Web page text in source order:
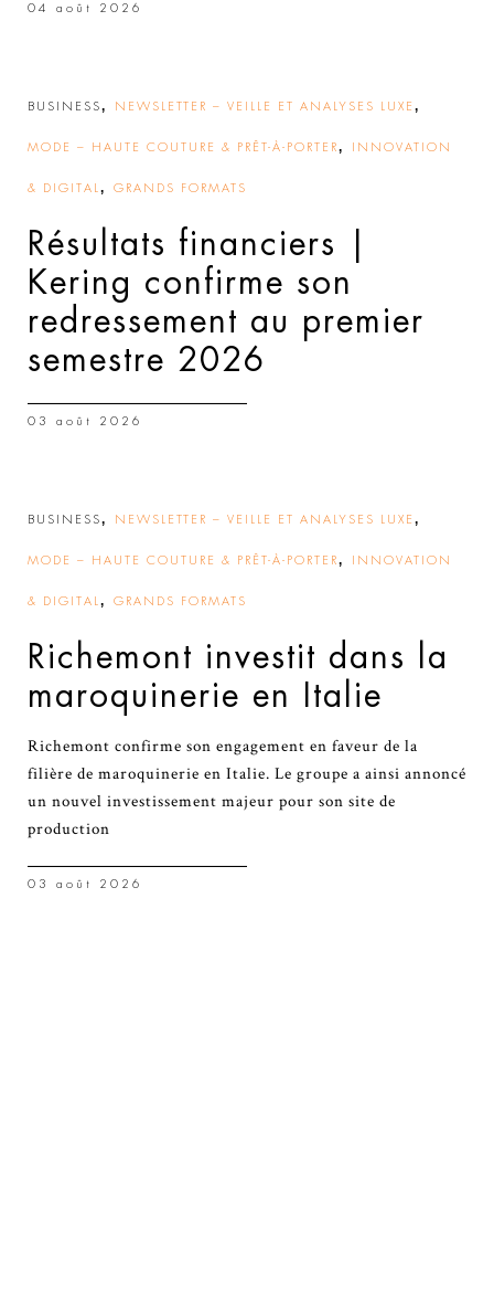
04 août 2026
BUSINESS, NEWSLETTER – VEILLE ET ANALYSES LUXE ,
MODE – HAUTE COUTURE & PRÊT-À-PORTER, INNOVATION
& DIGITAL , GRANDS FORMATS
Résultats financiers |
Kering confirme son
redressement au premier
semestre 2026
03 août 2026
BUSINESS, NEWSLETTER – VEILLE ET ANALYSES LUXE ,
MODE – HAUTE COUTURE & PRÊT-À-PORTER, INNOVATION
& DIGITAL , GRANDS FORMATS
Richemont investit dans la
maroquinerie en Italie
Richemont confirme son engagement en faveur de la
filière de maroquinerie en Italie. Le groupe a ainsi annoncé
un nouvel investissement majeur pour son site de
production
03 août 2026